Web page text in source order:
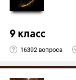
9 класс
16392 вопроса